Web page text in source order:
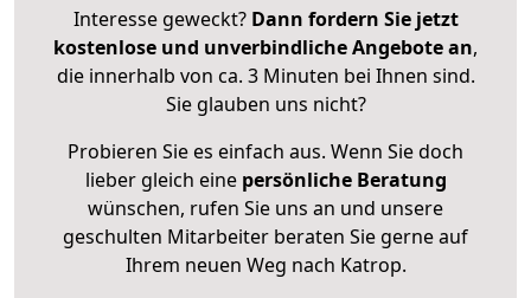
Interesse geweckt? Dann fordern Sie jetzt
kostenlose und unverbindliche Angebote an,
die innerhalb von ca. 3 Minuten bei Ihnen sind.
Sie glauben uns nicht?
Probieren Sie es einfach aus. Wenn Sie doch
lieber gleich eine persönliche Beratung
wünschen, rufen Sie uns an und unsere
geschulten Mitarbeiter beraten Sie gerne auf
Ihrem neuen Weg nach Katrop.